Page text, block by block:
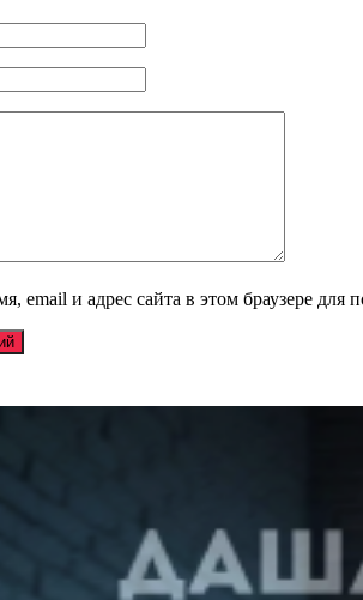
email и адрес сайта в этом браузере